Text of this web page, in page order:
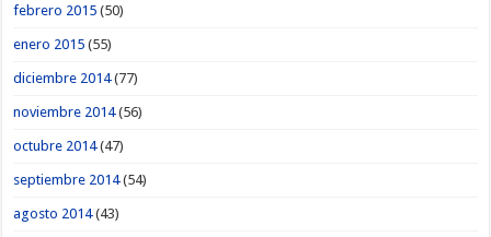
febrero 2015 (50)
enero 2015 (55)
diciembre 2014(77)
noviembre 2014(56)
octubre 2014(47)
septiembre 2014(54)
agosto 2014(43)